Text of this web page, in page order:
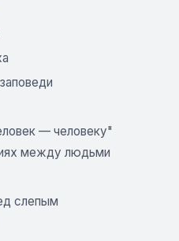
— человеку"
между людьми
слепым